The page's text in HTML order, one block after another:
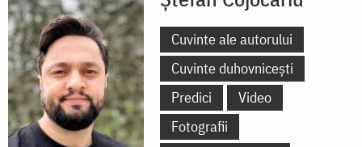
Cuvinte ale autorului
Cuvinte duhovnicești
Predici
Video
Fotografii